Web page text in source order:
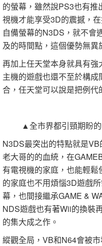
的螢幕，雖然說PS3也有
視機才能享受3D的震撼，
自備螢幕的N3DS，就不會
及的時間點，這個優勢無異
再加上任天堂本身就具有
主機的遊戲也還不至於構
合，任天堂可以說是把例代
▲全市界都引頸期盼
N3DS最突出的特點就是
老大哥的的血統，在
有電視機的家庭，也能輕
的家庭也不用煩惱3D遊戲
幕，也間接繼承GAME &
NDS遊戲也有著Wii的換裝
的集大成之作。
縱觀全局，VB和N64會被